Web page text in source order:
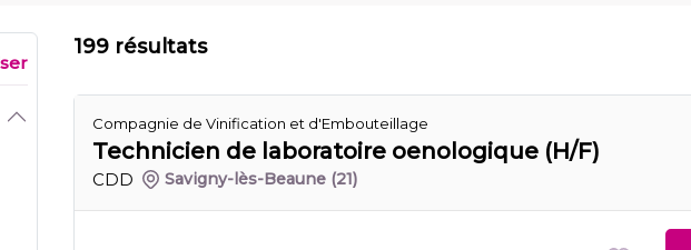
199 résultats
Compagnie de Vinification et d'Embouteillage
Technicien de laboratoire oenologique (H/F)
CDD Savigny-lès-Beaune (21)